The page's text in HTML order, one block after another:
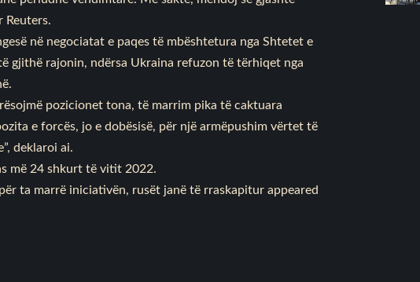
Reuters.
në negociatat e paqes të mbështetura nga Shtetet e
gjithë rajonin, ndërsa Ukraina refuzon të tërhiqet nga
pozicionet tona, të marrim pika të caktuara
e forcës, jo e dobësisë, për një armëpushim vërtet të
deklaroi ai.
më 24 shkurt të vitit 2022.
ta marrë iniciativën, rusët janë të rraskapitur appeared